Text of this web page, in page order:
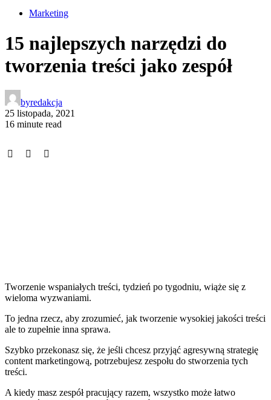
Marketing
15 najlepszych narzędzi do
tworzenia treści jako zespół
byredakcja
25 listopada, 2021
16 minute read
Tworzenie wspaniałych treści, tydzień po tygodniu, wiąże się z
wieloma wyzwaniami.
To jedna rzecz, aby zrozumieć, jak tworzenie wysokiej jakości treści
ale to zupełnie inna sprawa.
Szybko przekonasz się, że jeśli chcesz przyjąć agresywną strategię
content marketingową, potrzebujesz zespołu do stworzenia tych
treści.
A kiedy masz zespół pracujący razem, wszystko może łatwo